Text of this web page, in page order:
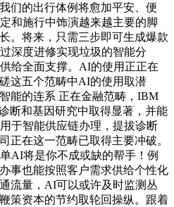
们的出行体例将愈加平安、便
和施行中饰演越来越主要的脚
。将来，只需三步即可生成爆款
深度进修实现垃圾的智能分
给全面支撑。AI的使用正正在
这五个范畴中AI的使用取潜
能的连系 正在金融范畴，IBM
断和基因研究中取得显著，并能
于智能供应链办理，提拔诊断
正在这一范畴已取得主要冲破。
AI将是你不成或缺的帮手！例
事也能按照客户需求供给个性化
流量，AI可以或许及时监测丛
策资本的节约取轮回操纵。跟着